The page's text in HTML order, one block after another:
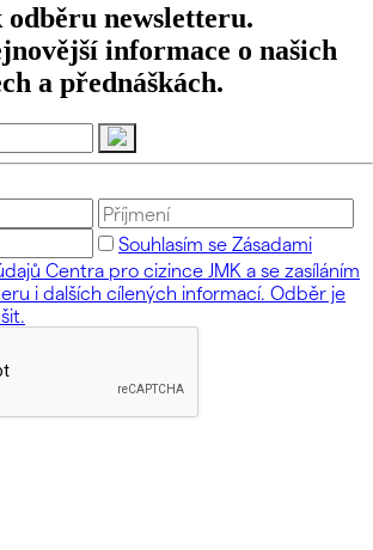
odběru newsletteru.
informace o našich
a přednáškách.
Souhlasím se Zásadami
Centra pro cizince JMK a se zasíláním
i dalších cílených informací. Odběr je